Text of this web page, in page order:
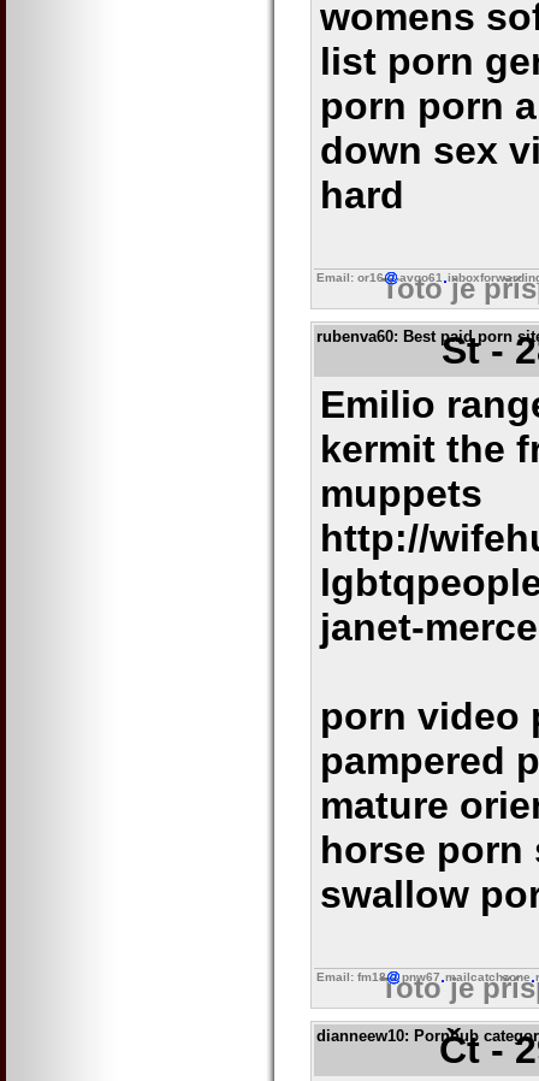
womens
list porn
porn porn
down sex
hard
Email: or16 avgo61
Toto je
rubenva60: Best paid porn
St -
Emilio
kermit the
muppets
http://
janet-
porn video
pampered
mature
horse porn
swallow
Email: fm18 pnw67 mailcatchzone
Toto je
dianneew10: Pornhub
Čt -